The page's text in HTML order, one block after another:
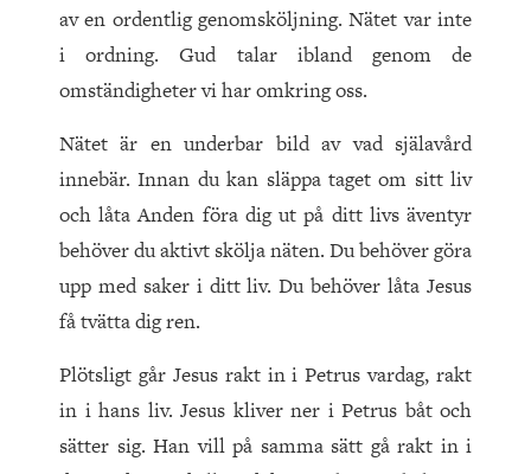
av en ordentlig genomsköljning. Nätet var inte
i ordning. Gud talar ibland genom de
omständigheter vi har omkring oss.
Nätet är en underbar bild av vad själavård
innebär. Innan du kan släppa taget om sitt liv
och låta Anden föra dig ut på ditt livs äventyr
behöver du aktivt skölja näten. Du behöver göra
upp med saker i ditt liv. Du behöver låta Jesus
få tvätta dig ren.
Plötsligt går Jesus rakt in i Petrus vardag, rakt
in i hans liv. Jesus kliver ner i Petrus båt och
sätter sig. Han vill på samma sätt gå rakt in i